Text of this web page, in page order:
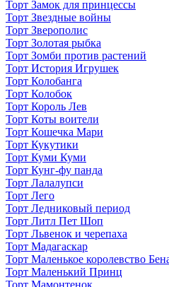
Торт Замок для принцессы
Торт Звездные войны
Торт Зверополис
Торт Золотая рыбка
Торт Зомби против растений
Торт История Игрушек
Торт Колобанга
Торт Колобок
Торт Король Лев
Торт Коты воители
Торт Кошечка Мари
Торт Кукутики
Торт Куми Куми
Торт Кунг-фу панда
Торт Лалалупси
Торт Лего
Торт Ледниковый период
Торт Литл Пет Шоп
Торт Львенок и черепаха
Торт Мадагаскар
Торт Маленькое королевство
Торт Маленький Принц
Торт Мамонтенок